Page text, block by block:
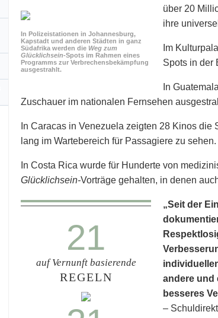
In Polizeistationen in Johannesburg,
Kapstadt und anderen Städten in ganz
Südafrika werden die Weg zum
Glücklichsein-Spots im Rahmen eines
Programms zur Verbrechensbekämpfung
ausgestrahlt.
über 20
ihre
Im
Spots in der
In
Zuschauer im nationalen Fernsehen
In Caracas in Venezuela zeigten 28 Kinos
lang im Wartebereich für Passagiere zu sehen.
In Costa Rica wurde für Hunderte von
Glücklichsein-Vorträge gehalten, in denen
21
auf Vernunft basierende
REGELN
„Seit der
andere und
besseres
–